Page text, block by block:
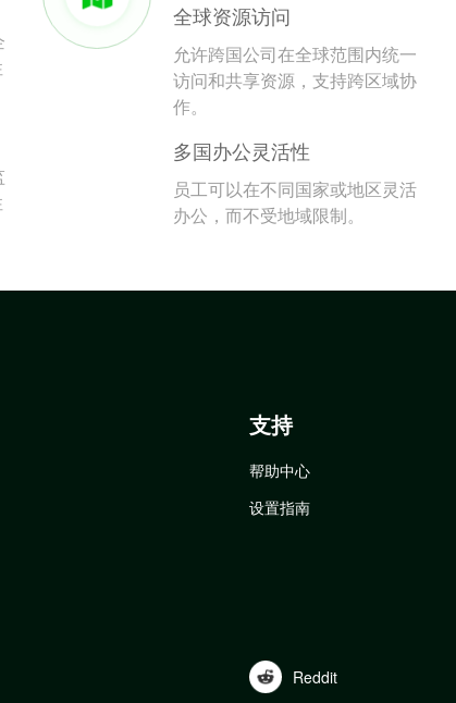
全球资源访问
允许跨国公司在全球范围内统一
访问和共享资源，支持跨区域协
作。
多国办公灵活性
员工可以在不同国家或地区灵活
办公，而不受地域限制。
支持
帮助中心
设置指南
Reddit